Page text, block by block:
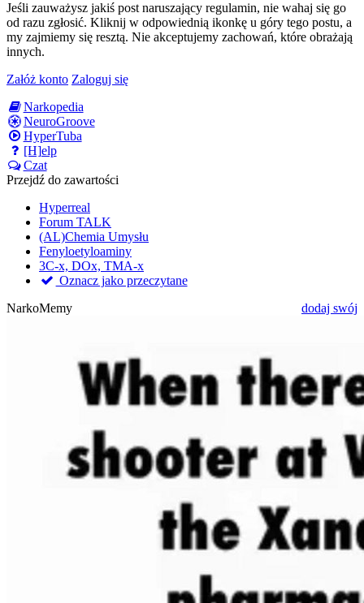
Jeśli zauważysz jakiś post naruszający regulamin, nie wahaj się go
od razu zgłosić. Kliknij w odpowiednią ikonkę u góry tego postu, a
my zajmiemy się resztą. Nie akceptujemy zachowań, które obrażają
innych.
Załóż konto Zaloguj się
Narkopedia
NeuroGroove
HyperTuba
[H]elp
Czat
Przejdź do zawartości
Hyperreal
Forum TALK
(AL)Chemia Umysłu
Fenyloetyloaminy
3C-x, DOx, TMA-x
Oznacz jako przeczytane
NarkoMemy
dodaj swój